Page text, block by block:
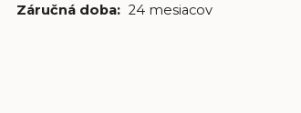
Záručná doba: 24 mesiacov